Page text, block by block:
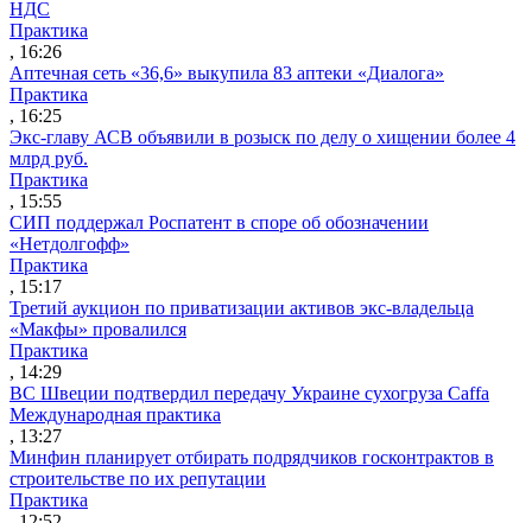
НДС
Практика
, 16:26
Аптечная сеть «36,6» выкупила 83 аптеки «Диалога»
Практика
, 16:25
Экс-главу АСВ объявили в розыск по делу о хищении более 4
млрд руб.
Практика
, 15:55
СИП поддержал Роспатент в споре об обозначении
«Нетдолгофф»
Практика
, 15:17
Третий аукцион по приватизации активов экс-владельца
«Макфы» провалился
Практика
, 14:29
ВС Швеции подтвердил передачу Украине сухогруза Caffa
Международная практика
, 13:27
Минфин планирует отбирать подрядчиков госконтрактов в
строительстве по их репутации
Практика